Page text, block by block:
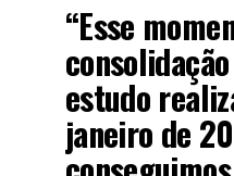
“Esse
estudo
janeiro de